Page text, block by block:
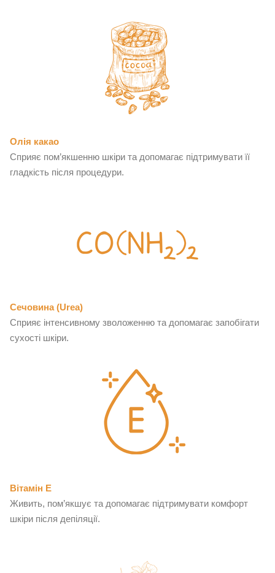
Олія какао
Сприяє пом’якшенню шкіри та допомагає підтримувати її
гладкість після процедури.
Сечовина (Urea)
Сприяє інтенсивному зволоженню та допомагає запобігати
сухості шкіри.
Вітамін Е
Живить, пом’якшує та допомагає підтримувати комфорт
шкіри після депіляції.